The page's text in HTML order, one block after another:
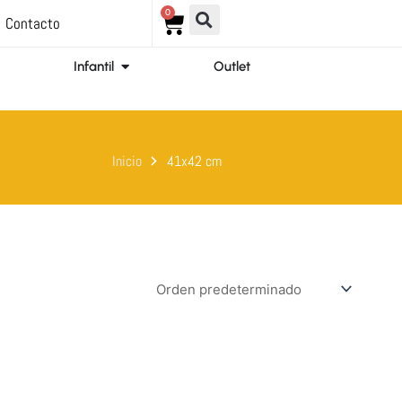
Contacto
0
Carrito
OrtopediaInfantil Abrir Infantil Outlet
Inicio 41x42 cm